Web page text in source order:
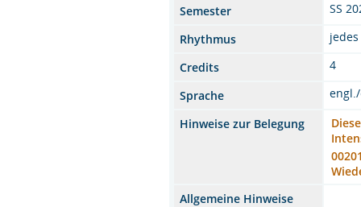
Semester
SS
Rhythmus
Credits
4
Sprache
Hinweise zur Belegung
Allgemeine Hinweise